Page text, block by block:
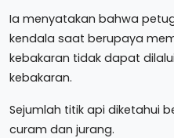
Ia menyatakan bahwa
kendala saat berupaya
kebakaran tidak dapat
kebakaran.
Sejumlah titik api diketahui
curam dan jurang.